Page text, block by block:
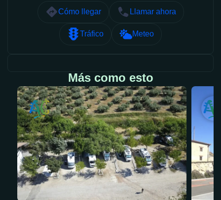
Cómo llegar
Llamar ahora
Tráfico Meteo
Más como esto